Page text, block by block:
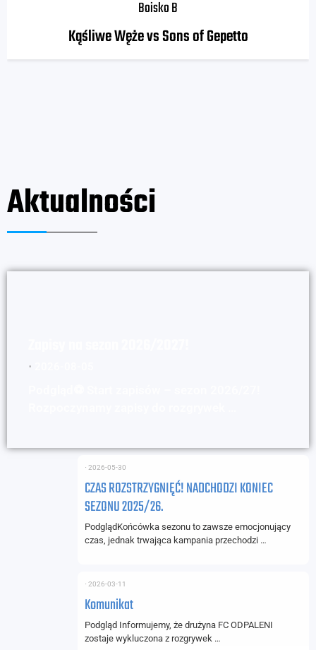
Boisko B
Kąśliwe Węże vs Sons of Gepetto
Aktualności
⋅
CZAS ROZSTRZYGNIĘĆ! NADCHODZI KONIEC
SEZONU 2025/26.
⋅ 2026-05-30
PodglądKońcówka sezonu to zawsze emocjonujący
czas, jednak trwająca kampania przechodzi …
Komunikat
⋅ 2026-03-11
Podgląd Informujemy, że drużyna FC ODPALENI
zostaje wykluczona z rozgrywek …